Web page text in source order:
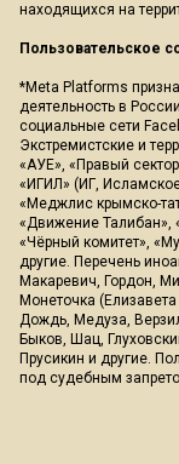
находящихся на
Пользовательское
*Meta Platforms
деятельность в
социальные сети
Экстремистские и
«АУЕ», «Правый
«ИГИЛ» (ИГ,
«Меджлис крымско-
«Движение Талибан»,
«Чёрный комитет»,
другие. Перечень
Макаревич, Гордон,
Монеточка
Дождь, Медуза,
Быков, Шац,
Прусикин и другие.
под судебным